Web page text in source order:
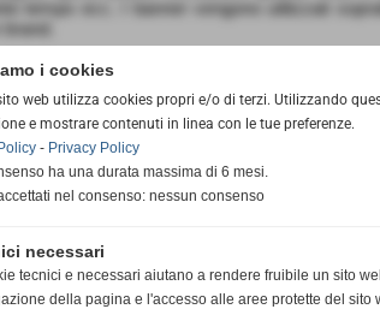
tempo ecc. I banner vengono utilizzati
fondamenti del marketing tradizionale alle
più solido e duraturo con la clientela.
l’intero processo
le strategie di Marketing online, adeguando
marketing digitale attraverso le tecniche SEO
verso il sito aziendale
che uniscano i tradizionali strumenti di
gestione e trattamento dei dati, (come tutte le
i cookies
web utilizza cookies propri e/o di terzi. Utilizzando
e mostrare contenuti in linea con le tue preferenze.
- Privacy Policy
ha una durata massima di 6 mesi.
nel consenso: nessun consenso
necessari
tecnici e necessari aiutano a rendere fruibile un sito
della pagina e l'accesso alle aree protette del sito